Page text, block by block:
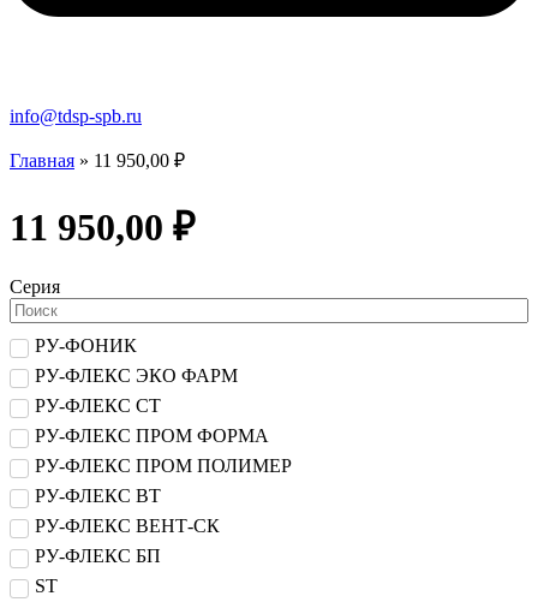
info@tdsp-spb.ru
Главная » 11 950,00 ₽
11 950,00 ₽
Серия
РУ-ФОНИК
РУ-ФЛЕКС ЭКО ФАРМ
РУ-ФЛЕКС СТ
РУ-ФЛЕКС ПРОМ ФОРМА
РУ-ФЛЕКС ПРОМ ПОЛИМЕР
РУ-ФЛЕКС ВТ
РУ-ФЛЕКС ВЕНТ-СК
РУ-ФЛЕКС БП
ST